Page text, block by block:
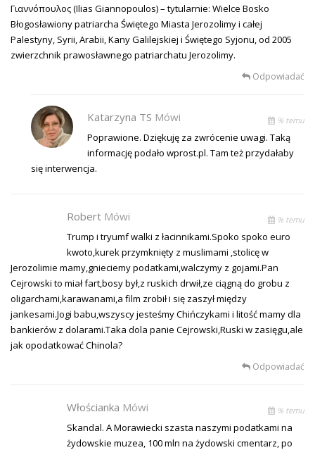
Γιαννόπουλος (Ilias Giannopoulos) – tytularnie: Wielce Bosko
Błogosławiony patriarcha Świętego Miasta Jerozolimy i całej
Palestyny, Syrii, Arabii, Kany Galilejskiej i Świętego Syjonu, od 2005
zwierzchnik prawosławnego patriarchatu Jerozolimy.
Odpowiadać
Katarzyna TS Mówi % temu
Poprawione. Dziękuję za zwrócenie uwagi. Taką
informację podało wprost.pl. Tam też przydałaby
się interwencja.
Robert Mówi % temu
Trump i tryumf walki z łacinnikami.Spoko spoko euro
kwoto,kurek przymknięty z muslimami ,stolicę w
Jerozolimie mamy,gnieciemy podatkami,walczymy z gojami.Pan
Cejrowski to miał fart,bosy był,z ruskich drwił,ze ciągną do grobu z
oligarchami,karawanami,a film zrobił i się zaszył między
jankesami.Jogi babu,wszyscy jesteśmy Chińczykami i litość mamy dla
bankierów z dolarami.Taka dola panie Cejrowski,Ruski w zasięgu,ale
jak opodatkować Chinola?
Odpowiadać
Włościanka Mówi % temu
Skandal. A Morawiecki szasta naszymi podatkami na
żydowskie muzea, 100 mln na żydowski cmentarz, po